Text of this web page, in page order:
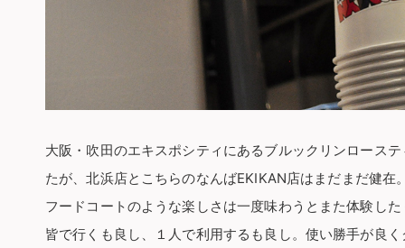
大阪・吹田のエキスポシティにあるブルックリンロース
たが、北浜店とこちらのなんばEKIKAN店はまだまだ健在
フードコートのような楽しさは一度味わうとまた体験し
皆で行くも良し、１人で利用するも良し。使い勝手が良